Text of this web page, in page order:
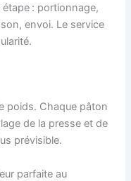
: portionnage,
envoi. Le service
poids. Chaque pâton
de la presse et de
prévisible.
parfaite au